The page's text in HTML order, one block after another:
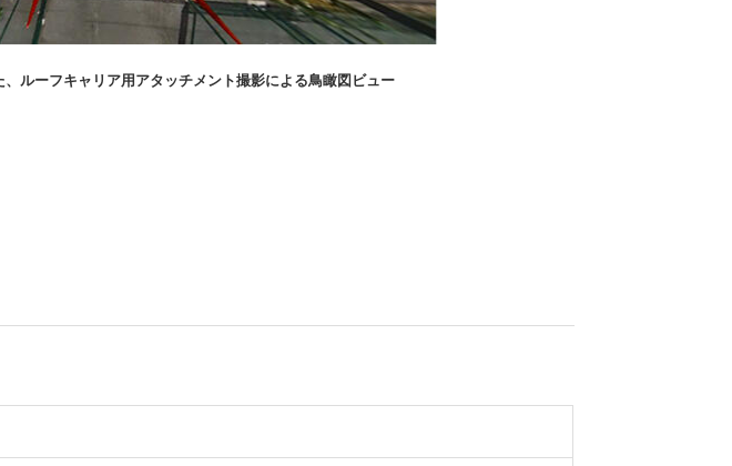
ルーフキャリア用アタッチメント撮影による鳥瞰図ビュー